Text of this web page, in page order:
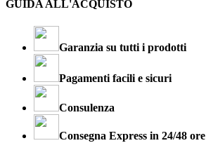
GUIDA ALL'ACQUISTO
Garanzia su tutti i prodotti
Pagamenti facili e sicuri
Consulenza
Consegna Express in 24/48 ore